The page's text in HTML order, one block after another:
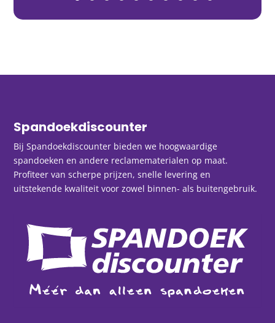
Spandoekdiscounter
Bij Spandoekdiscounter bieden we hoogwaardige
spandoeken en andere reclamematerialen op maat.
Profiteer van scherpe prijzen, snelle levering en
uitstekende kwaliteit voor zowel binnen- als buitengebruik.